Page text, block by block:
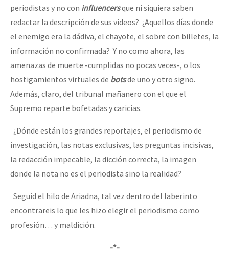
periodistas y no con influencersque ni siquiera saben
redactar la descripción de sus videos? ¿Aquellos días donde
el enemigo era la dádiva, el chayote, el sobre con billetes, la
información no confirmada? Y no como ahora, las
amenazas de muerte -cumplidas no pocas veces-, o los
hostigamientos virtuales de botsde uno y otro signo.
Además, claro, del tribunal mañanero con el que el
Supremo reparte bofetadas y caricias.
¿Dónde están los grandes reportajes, el periodismo de
investigación, las notas exclusivas, las preguntas incisivas,
la redacción impecable, la dicción correcta, la imagen
donde la nota no es el periodista sino la realidad?
Seguid el hilo de Ariadna, tal vez dentro del laberinto
encontrareis lo que les hizo elegir el periodismo como
profesión… y maldición.
-*-